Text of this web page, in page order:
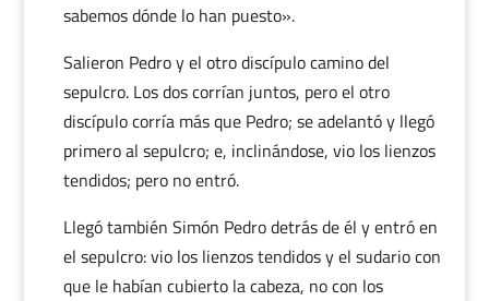
sabemos dónde lo han puesto».
Salieron Pedro y el otro discípulo camino del
sepulcro. Los dos corrían juntos, pero el otro
discípulo corría más que Pedro; se adelantó y llegó
primero al sepulcro; e, inclinándose, vio los lienzos
tendidos; pero no entró.
Llegó también Simón Pedro detrás de él y entró en
el sepulcro: vio los lienzos tendidos y el sudario con
que le habían cubierto la cabeza, no con los